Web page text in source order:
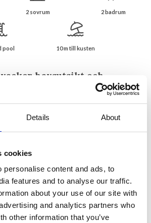
Details About
cookies
personalise content and ads, to
features and to analyse our traffic.
about your use of our site with
and analytics partners who
other information that you’ve
2 sovrum 2 badrum
pool 10 m till kusten
havsutsikt och
och precis vid
sur-Mer
bilresa bort och från järnvägsstationen i
6: e våningen och har panoramautsikt över
har tillgång till en gemensam pool och en
stranden måste du bara korsa gatan. Det